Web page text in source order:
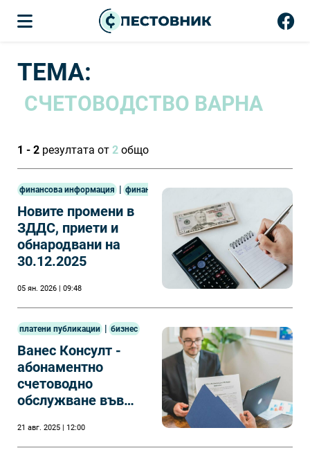
ТЕМА:
СЧЕТОВОДСТВО ВАРНА
1 - 2 резултата от 2 общо
финансова информация | финанси
Новите промени в
ЗДДС, приети и
обнародвани на
30.12.2025
05 ян. 2026 | 09:48
платени публикации | бизнес
Ванес Консулт -
абонаментно
счетоводно
обслужване във
21 авг. 2025 | 12:00